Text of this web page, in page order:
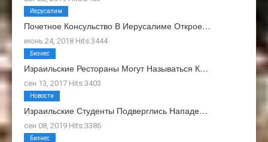
Почетное Консульство В Иерусалиме Открое…
июнь 24, 2018 Hits:3444
Иерусалим
Израильские Рестораны Могут Называться К…
сен 13, 2017 Hits:3403
Бизнес
Израильские Студенты Подверглись Нападе…
сен 08, 2019 Hits:3386
Новости
Бизнес